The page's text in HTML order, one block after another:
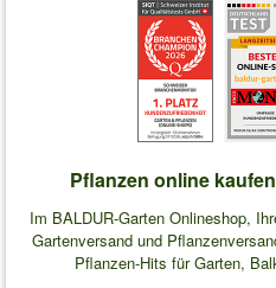
Pflanzen online
Im BALDUR-Garten Onlineshop,
Gartenversand und
Pflanzen-Hits für Garten,